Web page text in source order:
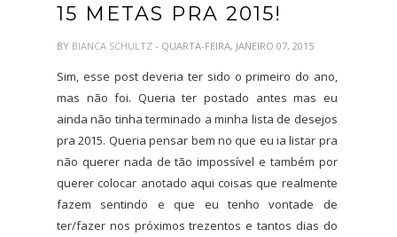
15 METAS PRA 2015!
BY BIANCA SCHULTZ - QUARTA-FEIRA, JANEIRO 07, 2015
Sim, esse post deveria ter sido o primeiro do ano,
mas não foi. Queria ter postado antes mas eu
ainda não tinha terminado a minha lista de desejos
pra 2015. Queria pensar bem no que eu ia listar pra
não querer nada de tão impossível e também por
querer colocar anotado aqui coisas que realmente
fazem sentindo e que eu tenho vontade de
ter/fazer nos próximos trezentos e tantos dias do